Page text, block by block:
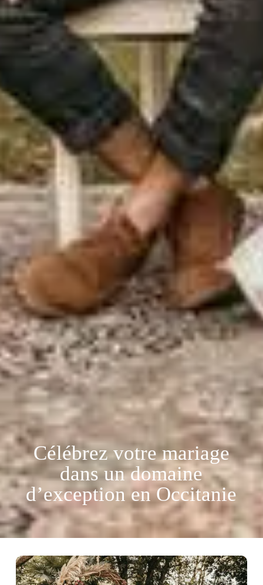
Célébrez votre mariage
dans un domaine
d’exception en Occitanie